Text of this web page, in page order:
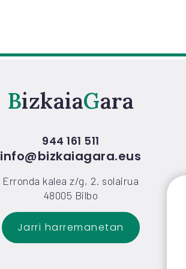
Bizkaia Gara
944 161 511
info@bizkaiagara.eus
Erronda kalea z/g, 2. solairua
48005 Bilbo
Jarri harremanetan